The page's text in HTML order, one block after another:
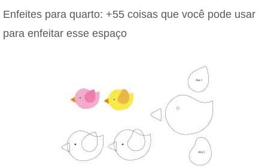
Enfeites para quarto: +55 coisas que você pode usar
para enfeitar esse espaço